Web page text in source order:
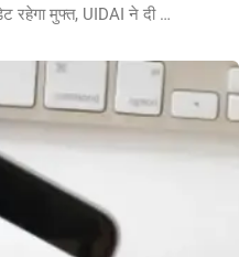
31 दिसंबर 2026 तक आधार में ईमेल अपडेट रहेगा मुफ्त, UIDAI ने दी बड़ी राहत